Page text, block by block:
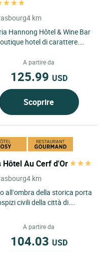
4 km
Hannong Hôtel & Wine Bar
hotel di carattere
Grand...
A partire da
125.99 USD
Scoprire
Hôtel Au Cerf d'Or
4 km
all’ombra della storica porta
civili della città di
A partire da
104.03 USD